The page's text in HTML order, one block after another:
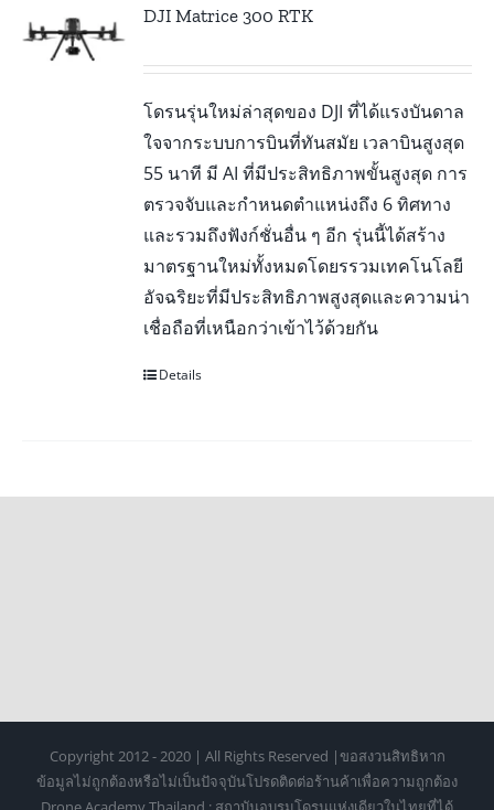
DJI Matrice 300 RTK
โดรนรุ่นใหม่ล่าสุดของ DJI ที่ได้แรงบันดาล
ใจจากระบบการบินที่ทันสมัย เวลาบินสูงสุด
55 นาที มี AI ที่มีประสิทธิภาพขั้นสูงสุด การ
ตรวจจับและกำหนดตำแหน่งถึง 6 ทิศทาง
และรวมถึงฟังก์ชั่นอื่น ๆ อีก รุ่นนี้ได้สร้าง
มาตรฐานใหม่ทั้งหมดโดยรรวมเทคโนโลยี
อัจฉริยะที่มีประสิทธิภาพสูงสุดและความน่า
เชื่อถือที่เหนือกว่าเข้าไว้ด้วยกัน
Details
Copyright 2012 - 2020 | All Rights Reserved |ขอสงวนสิทธิหาก
ข้อมูลไม่ถูกต้องหรือไม่เป็นปัจจุบันโปรดติดต่อร้านค้าเพื่อความถูกต้อง